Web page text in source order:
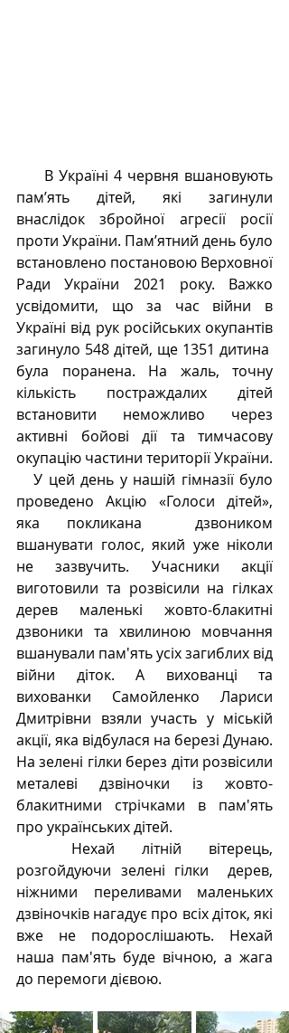
В Україні 4 червня вшановують
пам’ять дітей, які загинули
внаслідок збройної агресії росії
проти України. Пам’ятний день було
встановлено постановою Верховної
Ради України 2021 року. Важко
усвідомити, що за час війни в
Україні від рук російських окупантів
загинуло 548 дітей, ще 1351 дитина
була поранена. На жаль, точну
кількість постраждалих дітей
встановити неможливо через
активні бойові дії та тимчасову
окупацію частини території України.
У цей день у нашій гімназії було
проведено Акцію «Голоси дітей»,
яка покликана  дзвоником
вшанувати голос, який уже ніколи
не зазвучить. Учасники акції
виготовили та розвісили на гілках
дерев маленькі жовто-блакитні
дзвоники та хвилиною мовчання
вшанували пам'ять усіх загиблих від
війни діток. А вихованці та
вихованки Самойленко Лариси
Дмитрівни взяли участь у міській
акції, яка відбулася на березі Дунаю.
На зелені гілки берез діти розвісили
металеві дзвіночки із жовто-
блакитними стрічками в пам'ять
про українських дітей.
Нехай літній вітерець,
розгойдуючи зелені гілки  дерев,
ніжними переливами маленьких
дзвіночків нагадує про всіх діток, які
вже не подорослішають. Нехай
наша пам'ять буде вічною, а жага
до перемоги дієвою.